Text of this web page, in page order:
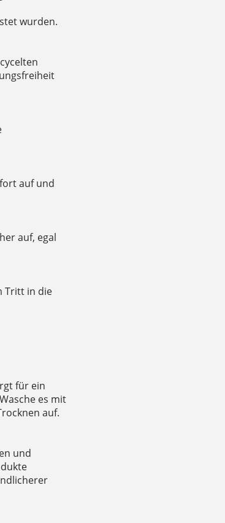
wurden.
auf und
auf, egal
Tritt in die
für ein
es mit
auf.
und